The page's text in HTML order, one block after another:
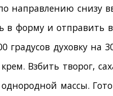
направлению снизу
в форму и отправить в
градусов духовку на
Взбить творог,
массы.